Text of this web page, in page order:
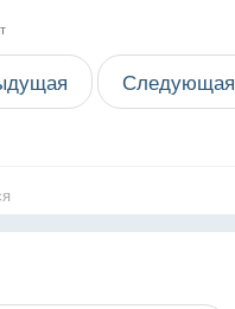
Следующая